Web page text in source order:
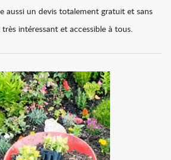
aussi un devis totalement gratuit et sans
intéressant et accessible à tous.